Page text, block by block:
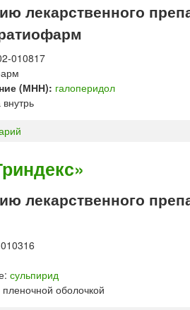
лекарственного
010817
(МНН): галоперидол
лекарственного
сульпирид
оболочкой